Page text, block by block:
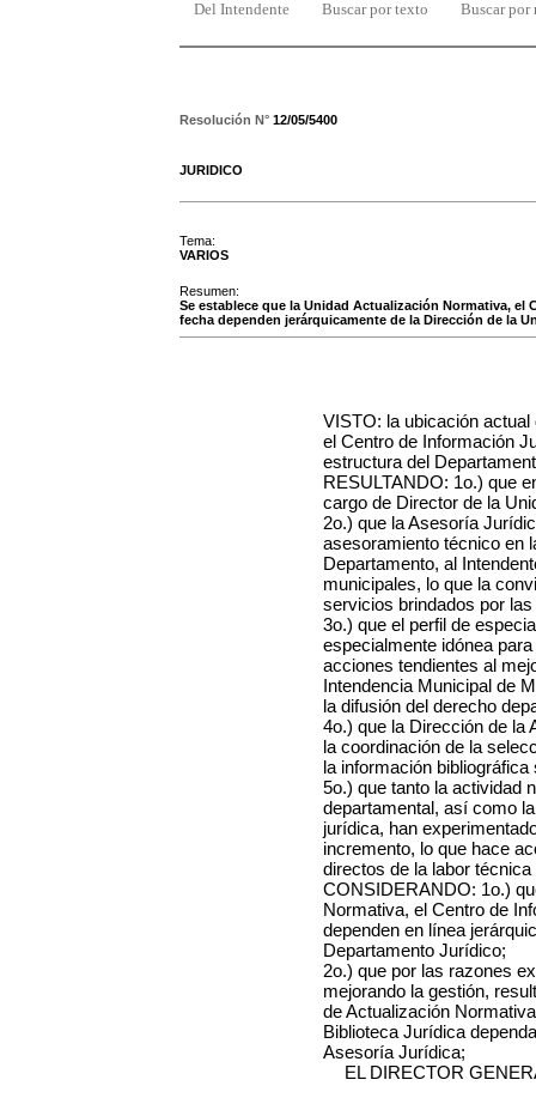
Del Intendente Buscar por texto Buscar por
Resolución N° 12/05/5400
JURIDICO
Tema:
VARIOS
Resumen:
Se establece que la Unidad Actualización Normativa,
fecha dependen jerárquicamente de la Dirección de la
VISTO: la ubicación
el Centro de Información
estructura del
RESULTANDO: 1o.) que
cargo de Director de la
2o.) que la Asesoría
asesoramiento técnico en
Departamento, al
municipales, lo que la
servicios brindados por
3o.) que el perfil de
especialmente idónea
acciones tendientes al
Intendencia Municipal de
la difusión del derecho
4o.) que la Dirección de la
la coordinación de la
la información
5o.) que tanto la actividad
departamental, así como
jurídica, han
incremento, lo que hace
directos de la labor
CONSIDERANDO: 1o.)
Normativa, el Centro de
dependen en línea
Departamento Jurídico;
2o.) que por las razones
mejorando la gestión,
de Actualización
Biblioteca Jurídica
Asesoría Jurídica;
EL DIRECTOR